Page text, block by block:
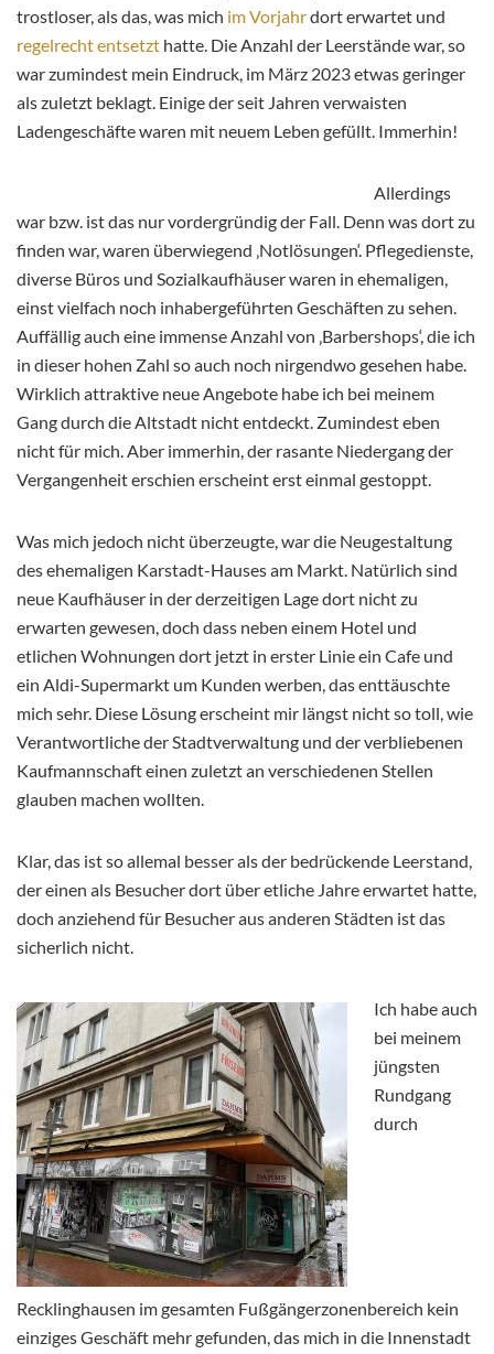
trostloser, als das, was mich im Vorjahrdort erwartet und
regelrecht entsetzt hatte. Die Anzahl der Leerstände war, so
war zumindest mein Eindruck, im März 2023 etwas geringer
als zuletzt beklagt. Einige der seit Jahren verwaisten
Ladengeschäfte waren mit neuem Leben gefüllt. Immerhin!
Allerdings
war bzw. ist das nur vordergründig der Fall. Denn was dort zu
finden war, waren überwiegend ‚Notlösungen‘. Pflegedienste,
diverse Büros und Sozialkaufhäuser waren in ehemaligen,
einst vielfach noch inhabergeführten Geschäften zu sehen.
Auffällig auch eine immense Anzahl von ‚Barbershops‘, die ich
in dieser hohen Zahl so auch noch nirgendwo gesehen habe.
Wirklich attraktive neue Angebote habe ich bei meinem
Gang durch die Altstadt nicht entdeckt. Zumindest eben
nicht für mich. Aber immerhin, der rasante Niedergang der
Vergangenheit erschien erscheint erst einmal gestoppt.
Was mich jedoch nicht überzeugte, war die Neugestaltung
des ehemaligen Karstadt-Hauses am Markt. Natürlich sind
neue Kaufhäuser in der derzeitigen Lage dort nicht zu
erwarten gewesen, doch dass neben einem Hotel und
etlichen Wohnungen dort jetzt in erster Linie ein Cafe und
ein Aldi-Supermarkt um Kunden werben, das enttäuschte
mich sehr. Diese Lösung erscheint mir längst nicht so toll, wie
Verantwortliche der Stadtverwaltung und der verbliebenen
Kaufmannschaft einen zuletzt an verschiedenen Stellen
glauben machen wollten.
Klar, das ist so allemal besser als der bedrückende Leerstand,
der einen als Besucher dort über etliche Jahre erwartet hatte,
doch anziehend für Besucher aus anderen Städten ist das
sicherlich nicht.
Ich habe auch
bei meinem
jüngsten
Rundgang
durch
Recklinghausen im gesamten Fußgängerzonenbereich kein
einziges Geschäft mehr gefunden, das mich in die Innenstadt